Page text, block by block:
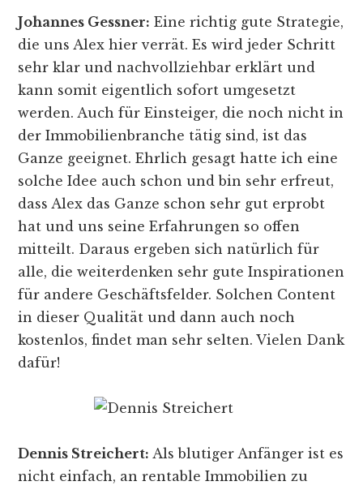
Johannes Gessner: Eine richtig gute Strategie,
die uns Alex hier verrät. Es wird jeder Schritt
sehr klar und nachvollziehbar erklärt und
kann somit eigentlich sofort umgesetzt
werden. Auch für Einsteiger, die noch nicht in
der Immobilienbranche tätig sind, ist das
Ganze geeignet. Ehrlich gesagt hatte ich eine
solche Idee auch schon und bin sehr erfreut,
dass Alex das Ganze schon sehr gut erprobt
hat und uns seine Erfahrungen so offen
mitteilt. Daraus ergeben sich natürlich für
alle, die weiterdenken sehr gute Inspirationen
für andere Geschäftsfelder. Solchen Content
in dieser Qualität und dann auch noch
kostenlos, findet man sehr selten. Vielen Dank
dafür!
Dennis Streichert: Als blutiger Anfänger ist es
nicht einfach, an rentable Immobilien zu